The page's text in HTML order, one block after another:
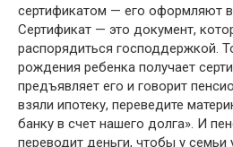
сертификатом — его оформляют
Сертификат — это документ,
распорядиться господдержкой.
рождения ребенка получает
предъявляет его и говорит
взяли ипотеку, переведите
банку в счет нашего долга». И
переводит деньги, чтобы у семьи